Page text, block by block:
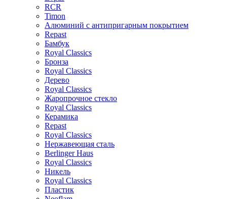
RCR
Timon
Алюминий с антипригарным покрытием
Repast
Бамбук
Royal Classics
Бронза
Royal Classics
Дерево
Royal Classics
Жаропрочное стекло
Royal Classics
Керамика
Repast
Royal Classics
Нержавеющая сталь
Berlinger Haus
Royal Classics
Никель
Royal Classics
Пластик